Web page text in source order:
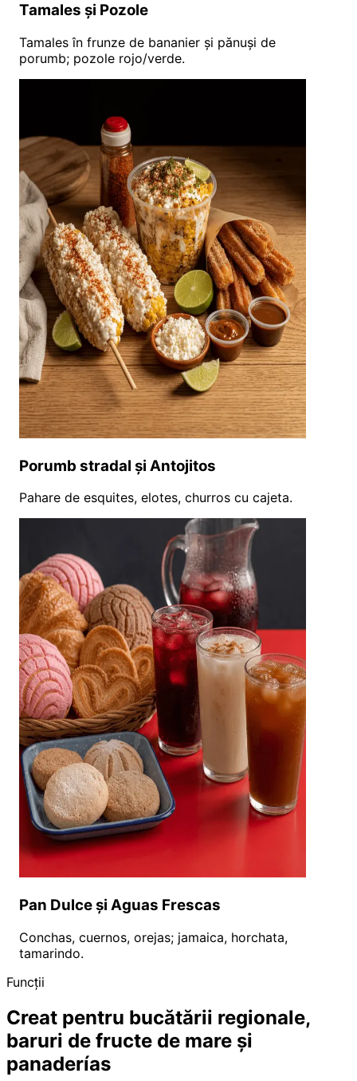
Tamales și Pozole
Tamales în frunze de bananier și pănuși de
porumb; pozole rojo/verde.
Porumb stradal și Antojitos
Pahare de esquites, elotes, churros cu cajeta.
Pan Dulce și Aguas Frescas
Conchas, cuernos, orejas; jamaica, horchata,
tamarindo.
Funcții
Creat pentru bucătării regionale,
baruri de fructe de mare și
panaderías